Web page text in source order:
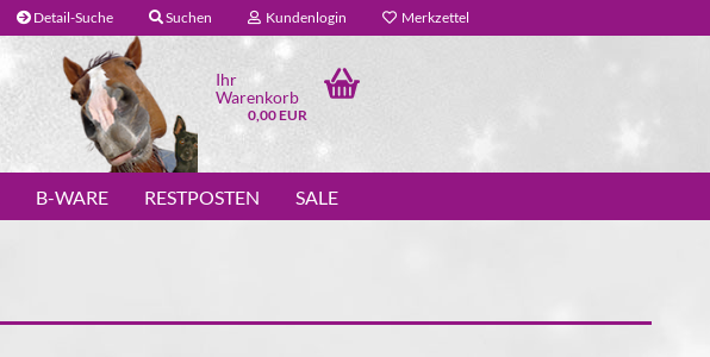
Detail-Suche Suchen Kundenlogin Merkzettel
Ihr
Warenkorb
0,00 EUR
B-WARE RESTPOSTEN SALE